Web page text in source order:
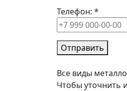
Телефон: *
Отправить
Все виды
Чтобы уточнить